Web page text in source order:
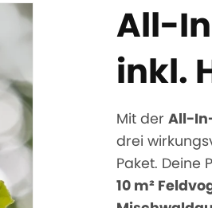
All-
inkl.
Mit der All-
drei
Paket. Deine
10 m²